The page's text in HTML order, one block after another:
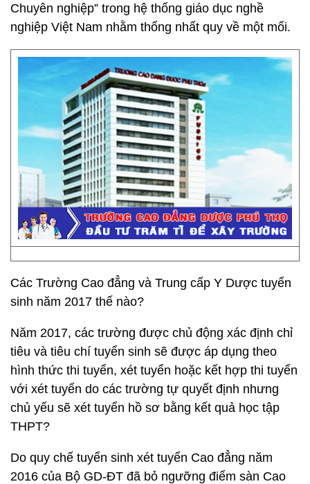
Chuyên nghiệp” trong hệ thống giáo dục nghề
nghiệp Việt Nam nhằm thống nhất quy về một mối.
Các Trường Cao đẳng và Trung cấp Y Dược tuyển
sinh năm 2017 thế nào?
Năm 2017, các trường được chủ động xác định chỉ
tiêu và tiêu chí tuyển sinh sẽ được áp dụng theo
hình thức thi tuyển, xét tuyển hoặc kết hợp thi tuyển
với xét tuyển do các trường tự quyết định nhưng
chủ yếu sẽ xét tuyển hồ sơ bằng kết quả học tập
THPT?
Do quy chế tuyển sinh xét tuyển Cao đẳng năm
2016 của Bộ GD-ĐT đã bỏ ngưỡng điểm sàn Cao